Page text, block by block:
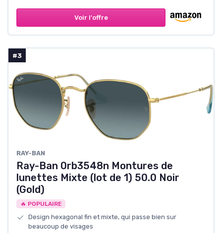
Voir l'offre
#3
RAY-BAN
Ray-Ban 0rb3548n Montures de
lunettes Mixte (lot de 1) 50.0 Noir
(Gold)
🔥 POPULAIRE
Design hexagonal fin et mixte, qui passe bien sur
beaucoup de visages